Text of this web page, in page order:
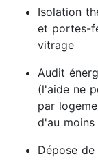
Isolation
et portes-
vitrage
Audit
(l'aide ne
par
d'au
Dépose